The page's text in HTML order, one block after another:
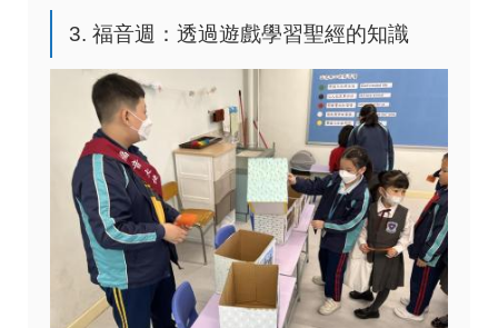
3. 福音週：透過遊戲學習聖經的知識